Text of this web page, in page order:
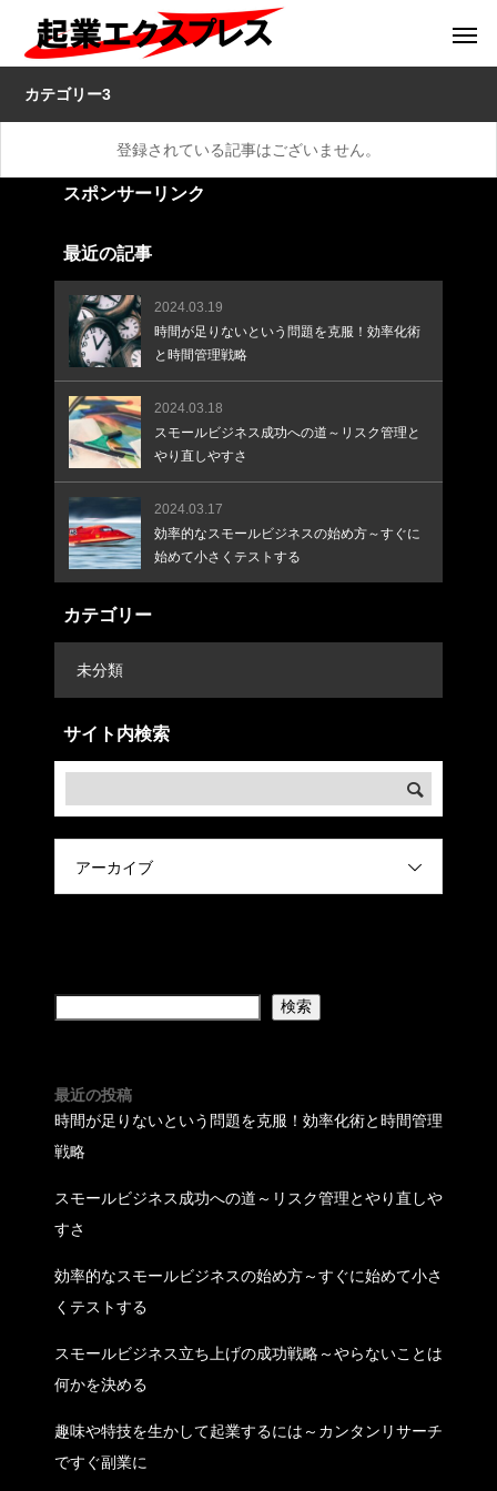
カテゴリー3
登録されている記事はございません。
スポンサーリンク
最近の記事
2024.03.19
時間が足りないという問題を克服！効率化術
と時間管理戦略
2024.03.18
スモールビジネス成功への道～リスク管理と
やり直しやすさ
2024.03.17
効率的なスモールビジネスの始め方～すぐに
始めて小さくテストする
カテゴリー
未分類
サイト内検索
アーカイブ
検索
最近の投稿
時間が足りないという問題を克服！効率化術と時間管理
戦略
スモールビジネス成功への道～リスク管理とやり直しや
すさ
効率的なスモールビジネスの始め方～すぐに始めて小さ
くテストする
スモールビジネス立ち上げの成功戦略～やらないことは
何かを決める
趣味や特技を生かして起業するには～カンタンリサーチ
ですぐ副業に